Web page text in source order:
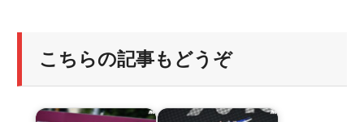
こちらの記事もどうぞ